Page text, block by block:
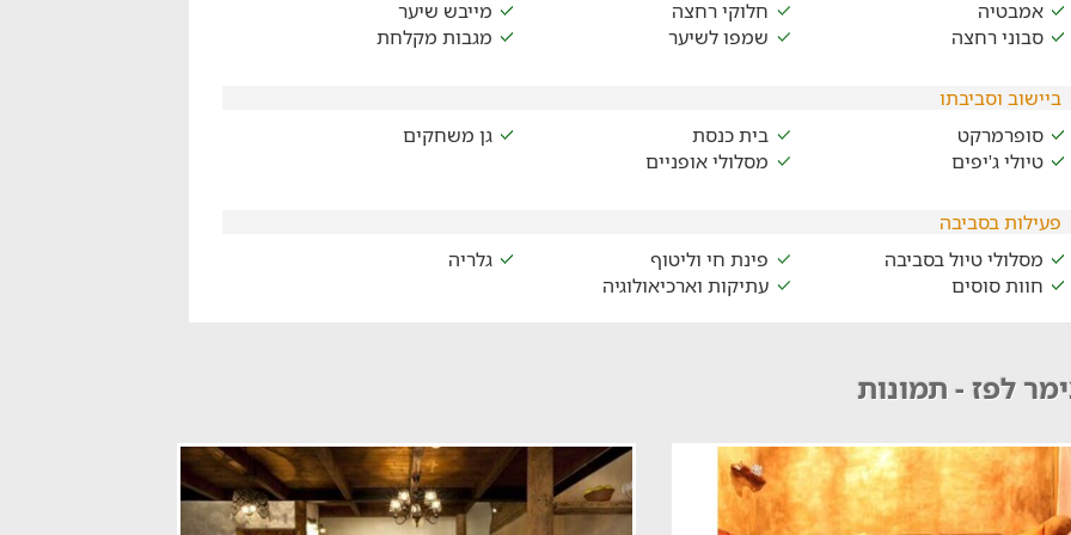
אמבטיה חלוקי רחצה
מייבש שיער
סבוני רחצה
שמפו לשיער מגבות מקלחת
ביישוב וסביבתו
סופרמרקט
בית כנסת
גן משחקים
טיולי ג'יפים
מסלולי אופניים
פעילות בסביבה
מסלולי טיול בסביבה
פינת חי וליטוף
גלריה
חוות סוסים
עתיקות וארכיאולוגיה
לפז - תמונות